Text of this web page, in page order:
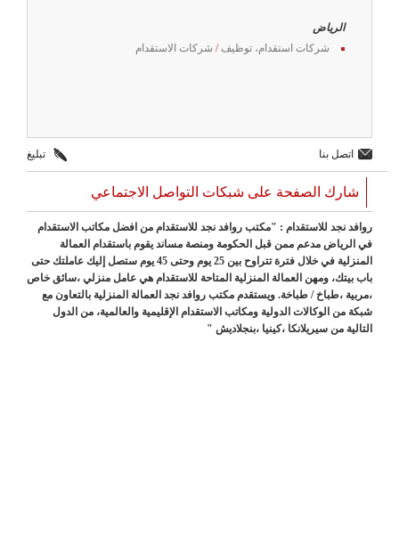
الرياض
شركات استقدام، توظيف / شركات الاستقدام
اتصل بنا تبليغ
شارك الصفحة على شبكات التواصل الاجتماعي
روافد نجد للاستقدام : "مكتب روافد نجد للاستقدام من افضل مكاتب الاستقدام
في الرياض مدعم ممن قبل الحكومة ومنصة مساند يقوم باستقدام العمالة
المنزلية في خلال فترة تتراوح بين 25 يوم وحتى 45 يوم ستصل إليك عاملتك حتى
باب بيتك، ومهن العمالة المنزلية المتاحة للاستقدام هي عامل منزلي ،سائق خاص
،مربية ،طباخ / طباخة. ويستقدم مكتب روافد نجد العمالة المنزلية بالتعاون مع
شبكة من الوكالات الدولية ومكاتب الاستقدام الإقليمية والعالمية، من الدول
التالية من سيريلانكا ،كينيا ،بنجلاديش "